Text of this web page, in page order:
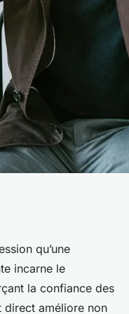
qu’une
incarne le
la confiance des
direct améliore non